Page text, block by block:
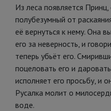
Из леса появляется
полубезумный от
её вернуться к нему. Она
его за неверность, и
теперь убьёт его.
поцеловать его и
исполняет его просьбу, и
Русалка молит о
воде.